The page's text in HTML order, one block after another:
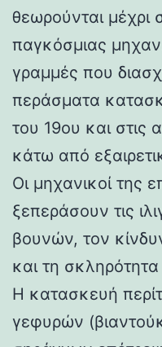
θεωρούνται μέχρι
παγκόσμιας
γραμμές που
περάσματα
του 19ου και στις
κάτω από
Οι μηχανικοί της
ξεπεράσουν τις
βουνών, τον
και τη σκληρότητα
Η κατασκευή
γεφυρών